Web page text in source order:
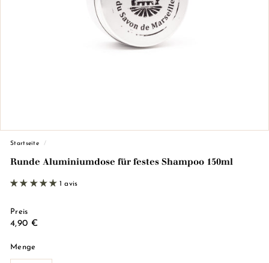
l
l
e)
Startseite /
Runde Aluminiumdose für festes Shampoo 150ml
1 avis
Preis
Regulärer
4,90 €4,90
Menge